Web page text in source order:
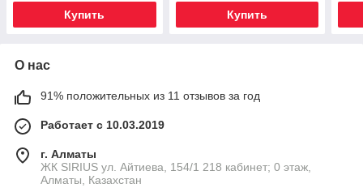
Купить Купить
О нас
91% положительных из 11 отзывов за год
Работает с 10.03.2019
г. Алматы
​ЖК SIRIUS​ ул. Айтиева, 154/1​ 218 кабинет; 0 этаж,
Алматы, Казахстан